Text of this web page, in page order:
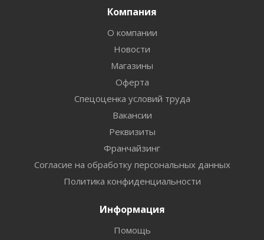
Компания
О компании
Новости
Магазины
Оферта
Спецоценка условий труда
Вакансии
Реквизиты
Франчайзинг
Согласие на обработку персональных данных
Политика конфиденциальности
Информация
Помощь